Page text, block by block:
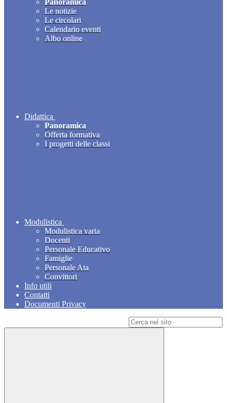
Panoramica
Le notizie
Le circolari
Calendario eventi
Albo online
Didattica
Panoramica
Offerta formativa
I progetti delle classi
Modulistica
Modulistica varia
Docenti
Personale Educativo
Famiglie
Personale Ata
Convittori
Info utili
Contatti
Documenti Privacy